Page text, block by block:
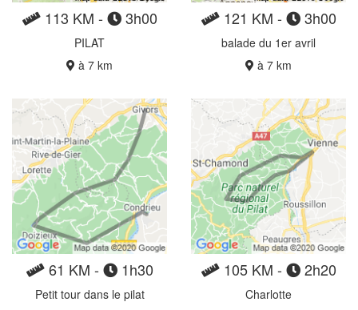
113 KM - 3h00
PILAT
à 7 km
121 KM - 3h00
balade du 1er avril
à 7 km
61 KM - 1h30
Petit tour dans le pilat
105 KM - 2h20
Charlotte